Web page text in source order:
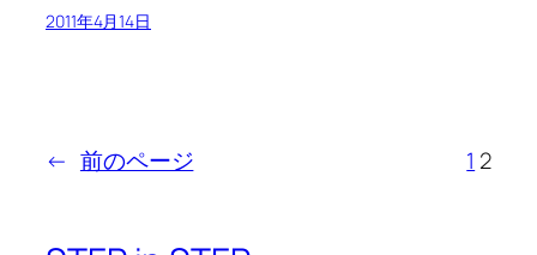
2011年4月14日
← 前のページ 1 2